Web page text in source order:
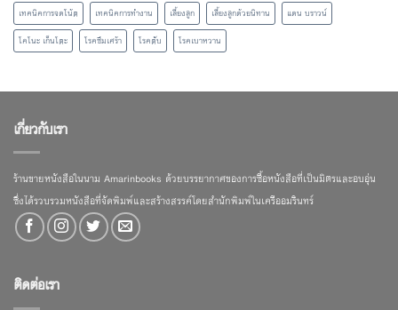
เทคนิคการจดโน้ต
เทคนิคการทำงาน เลี้ยงลูก เลี้ยงลูกด้วยนิทาน
แดน บราวน์
โคโนะ เก็นโตะ
โรคซึมเศร้า โรคตับ โรคเบาหวาน
เกี่ยวกับเรา
ร้านขายหนังสือในนาม Amarinbooks ด้วยบรรยากาศของการซื้อหนังสือที่เป็นมิตรและอบอุ่น
ซึ่งได้รวบรวมหนังสือที่จัดพิมพ์และสร้างสรรค์โดยสำนักพิมพ์ในเครืออมรินทร์
ติดต่อเรา